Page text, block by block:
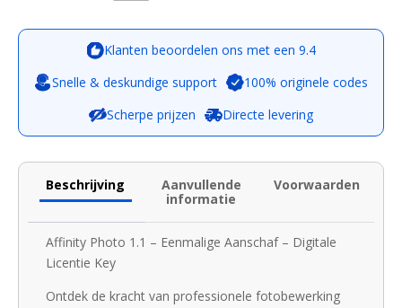
Klanten beoordelen ons met een 9.4
Snelle & deskundige support
100% originele codes
Scherpe prijzen
Directe levering
Beschrijving
Aanvullende
informatie
Voorwaarden
Affinity Photo 1.1 – Eenmalige Aanschaf – Digitale
Licentie Key
Ontdek de kracht van professionele fotobewerking